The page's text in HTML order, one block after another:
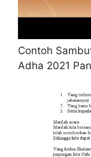
Contoh
Adha 2021